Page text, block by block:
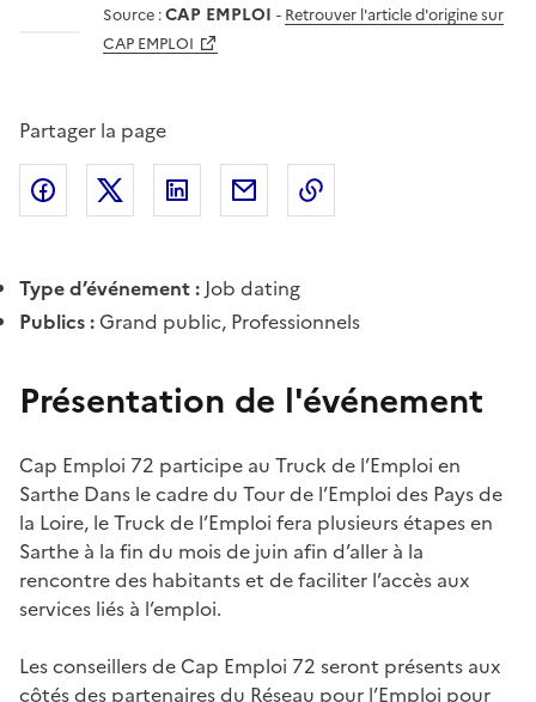
Source :CAP EMPLOI - Retrouver l'article d'origine sur
CAP EMPLOI
Partager la page
Partager l'article surFacebook
Partager l'article sur X (anciennement
Partager l'article sur
Partager l'article par courriel
Type d’événement : Job dating
Publics :Grand public, Professionnels
Présentation de l'événement
Cap Emploi 72 participe au Truck de l’Emploi en
Sarthe Dans le cadre du Tour de l’Emploi des Pays de
la Loire, le Truck de l’Emploi fera plusieurs étapes en
Sarthe à la fin du mois de juin afin d’aller à la
rencontre des habitants et de faciliter l’accès aux
services liés à l’emploi.
Les conseillers de Cap Emploi 72 seront présents aux
côtés des partenaires du Réseau pour l’Emploi pour